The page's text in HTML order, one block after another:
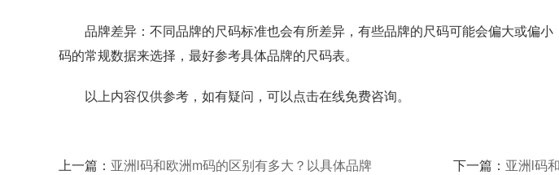
品牌差异：不同品牌的尺码标准也会有所差异，有些品牌的尺码可能会偏大或偏小
码的常规数据来选择，最好参考具体品牌的尺码表。
以上内容仅供参考，如有疑问，可以点击在线免费咨询。
上一篇： 亚洲l码和欧洲m码的区别有多大？以具体品牌 下一篇： 亚洲l码